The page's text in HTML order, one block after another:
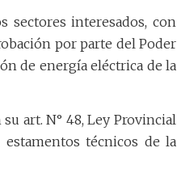
sectores interesados, con
por parte del Poder
de energía eléctrica de la
art. N° 48, Ley Provincial
técnicos de la